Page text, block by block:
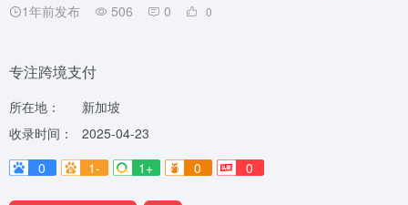
1年前发布 506 0 0
专注跨境支付
所在地：
新加坡
收录时间：
2025-04-23
0
1- 1+ 0 0